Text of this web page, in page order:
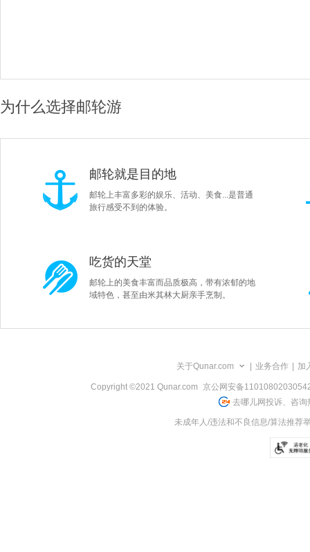
为什么选择邮轮游
邮轮就是目的地
邮轮上丰富多彩的娱乐、活动、美食...是普通
旅行感受不到的体验。
吃货的天堂
邮轮上的美食丰富而品质极高，带有浓郁的地
域特色，甚至由米其林大厨亲手烹制。
关于Qunar.com 业务合作 加
Copyright ©2021 Qunar.com 京公网安备
去哪儿网投诉、咨
未成年人/违法和不良信息/算法推荐